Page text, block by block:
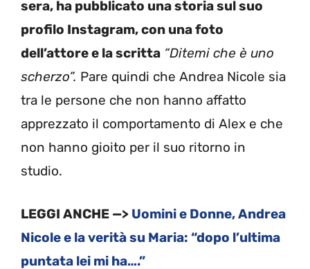
sera, ha pubblicato una storia sul suo
profilo Instagram, con una foto
dell’attore e la scritta “Ditemi che è uno
scherzo”. Pare quindi che Andrea Nicole sia
tra le persone che non hanno affatto
apprezzato il comportamento di Alex e che
non hanno gioito per il suo ritorno in
studio.
LEGGI ANCHE —> Uomini e Donne, Andrea
Nicole e la verità su Maria: “dopo l’ultima
puntata lei mi ha….”